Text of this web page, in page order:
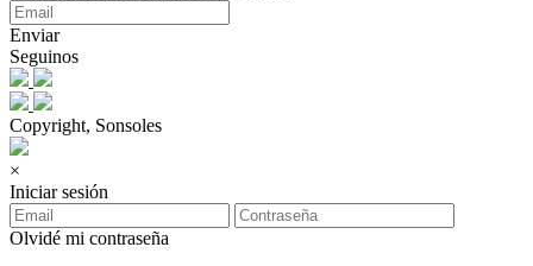
Enviar
Seguinos
Copyright, Sonsoles
×
Iniciar sesión
Olvidé mi contraseña